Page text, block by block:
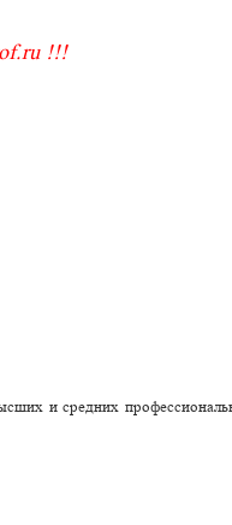
!!!
и средних